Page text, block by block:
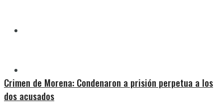
Crimen de Morena: Condenaron a prisión perpetua a los
dos acusados